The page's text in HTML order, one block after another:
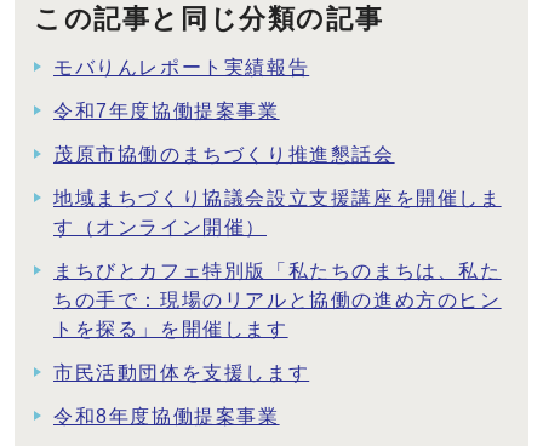
この記事と同じ分類の記事
モバりんレポート実績報告
令和7年度協働提案事業
茂原市協働のまちづくり推進懇話会
地域まちづくり協議会設立支援講座を開催しま
す（オンライン開催）
まちびとカフェ特別版「私たちのまちは、私た
ちの手で：現場のリアルと協働の進め方のヒン
トを探る」を開催します
市民活動団体を支援します
令和8年度協働提案事業